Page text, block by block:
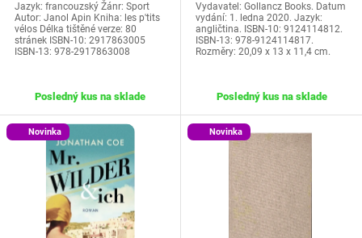
Jazyk: francouzský Žánr: Sport
Autor: Janol Apin Kniha: les p'tits
vélos Délka tištěné verze: 80
stránek ISBN-10: 2917863005
ISBN-13: 978-2917863008
Posledný kus na sklade
Vydavatel: Gollancz Books. Datum
vydání: 1. ledna 2020. Jazyk:
angličtina. ISBN-10: 9124114812.
ISBN-13: 978-9124114817.
Rozměry: 20,09 x 13 x 11,4 cm.
Posledný kus na sklade
Novinka Novinka